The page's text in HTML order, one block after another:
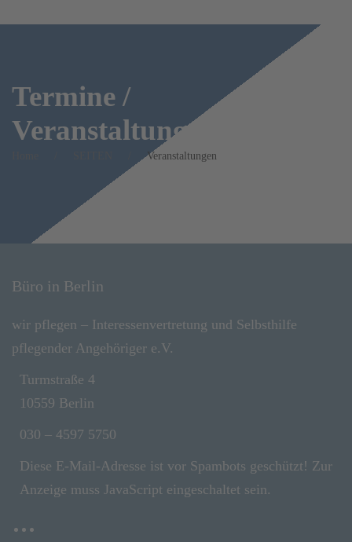
Termine /
Veranstaltungen
Veranstaltungen
Büro in Berlin
wir pflegen – Interessenvertretung und Selbsthilfe
pflegender Angehöriger e.V.
Turmstraße 4
10559 Berlin
030 – 4597 5750
Diese E-Mail-Adresse ist vor Spambots geschützt! Zur
Anzeige muss JavaScript eingeschaltet sein.